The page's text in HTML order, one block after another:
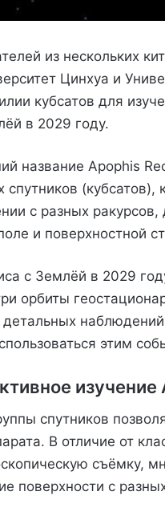
из нескольких
Цинхуа и
кубсатов для
в 2029 году.
название Apophis
спутников
с разных
и поверхностной
с Землёй в 2029
орбиты
этим
спутников
В отличие от
съёмку,
поверхности с